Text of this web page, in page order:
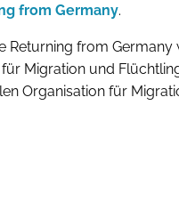
from Germany.
Returning from
Migration und
Organisation für